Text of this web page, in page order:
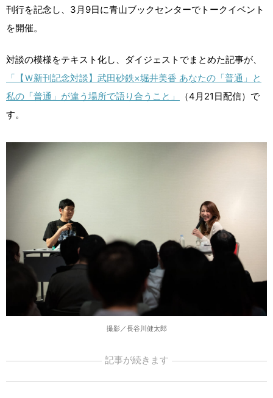
刊行を記念し、3月9日に青山ブックセンターでトークイベント
を開催。
対談の模様をテキスト化し、ダイジェストでまとめた記事が、
「【Ｗ新刊記念対談】武田砂鉄×堀井美香 あなたの「普通」と
私の「普通」が違う場所で語り合うこと」
（4月21日配信）で
す。
撮影／長谷川健太郎
記事が続きます